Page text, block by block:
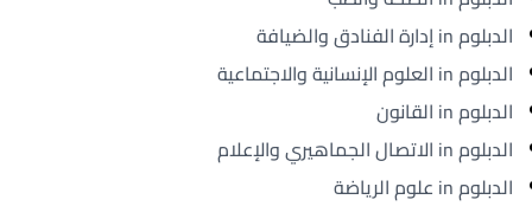
الدبلوم in إدارة الفنادق والضيافة
الدبلوم in العلوم الإنسانية والاجتماعية
الدبلوم in القانون
الدبلوم in الاتصال الجماهيري والإعلام
الدبلوم in علوم الرياضة